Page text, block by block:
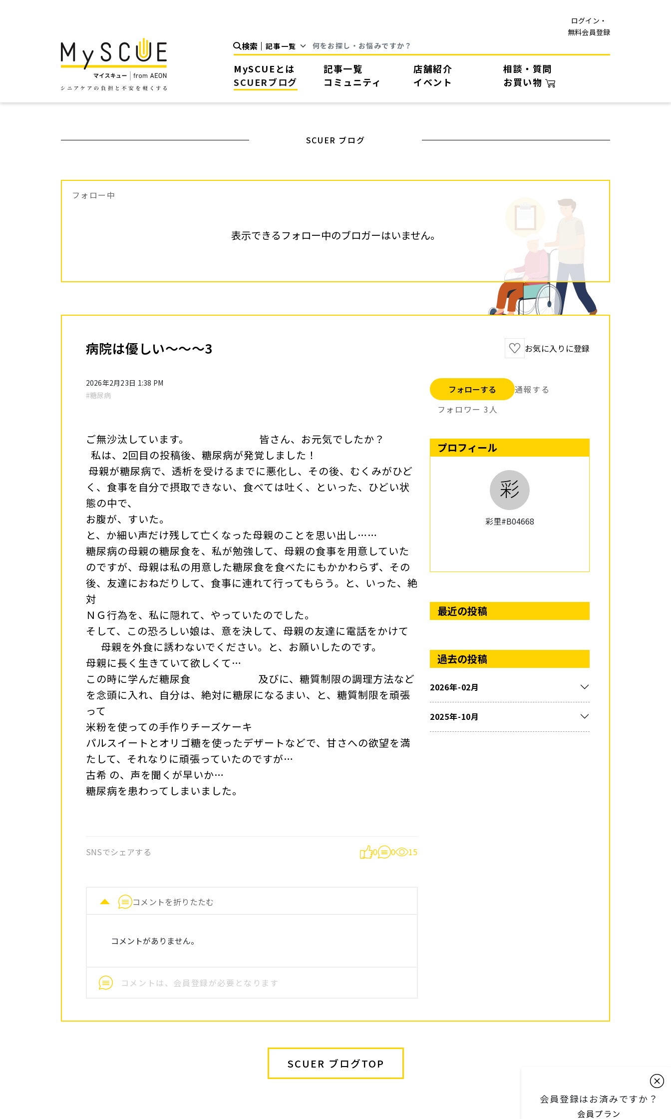
ログイン・
無料会員登録
検索
MySCUEとは 記事一覧 店舗紹介
相談・質問
SCUERブログ
コミュニティ イベント お買い物
SCUER ブログ
フォロー中
表示できるフォロー中のブロガーはいません。
病院は優しい～～～3 お気に入りに登録
2026年2月23日 1:38 PM
#糖尿病
ご無沙汰しています。 皆さん、お元気でしたか？
私は、2回目の投稿後、糖尿病が発覚しました！
母親が糖尿病で、透析を受けるまでに悪化し、その後、むくみがひど
く、食事を自分で摂取できない、食べては吐く、といった、ひどい状
態の中で、
お腹が、すいた。
と、か細い声だけ残して亡くなった母親のことを思い出し……
糖尿病の母親の糖尿食を、私が勉強して、母親の食事を用意していた
のですが、母親は私の用意した糖尿食を食べたにもかかわらず、その
後、友達におねだりして、食事に連れて行ってもらう。と、いった、絶
対
ＮＧ行為を、私に隠れて、やっていたのでした。
そして、この恐ろしい娘は、意を決して、母親の友達に電話をかけて
母親を外食に誘わないでください。と、お願いしたのです。
母親に長く生きていて欲しくて…
この時に学んだ糖尿食 及びに、糖質制限の調理方法など
を念頭に入れ、自分は、絶対に糖尿になるまい、と、糖質制限を頑張
って
米粉を使っての手作りチーズケーキ
パルスイートとオリゴ糖を使ったデザートなどで、甘さへの欲望を満
たして、それなりに頑張っていたのですが…
古希 の、声を聞くが早いか…
糖尿病を患わってしまいました。
SNSでシェアする 0 0 15
コメントを折りたたむ
コメントがありません。
フォローする
通報する
フォロワー3 人
プロフィール
彩
彩里#B04668
最近の投稿
過去の投稿
2026年-02月
2025年-10月
SCUER ブログTOP
会員登録はお済みですか？
会員プラン